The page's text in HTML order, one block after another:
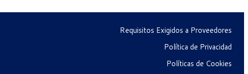
Requisitos Exigidos a Proveedores
Política de Privacidad
Políticas de Cookies